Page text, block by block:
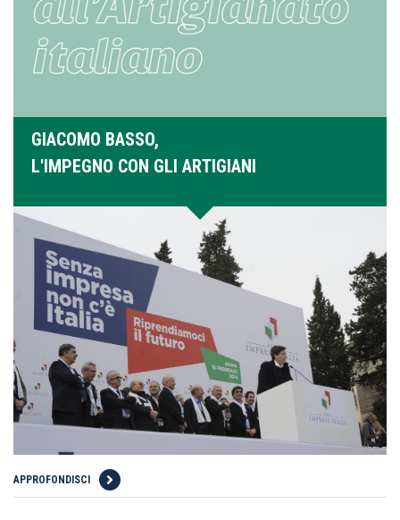
GIACOMO BASSO,
L'IMPEGNO CON GLI ARTIGIANI
APPROFONDISCI